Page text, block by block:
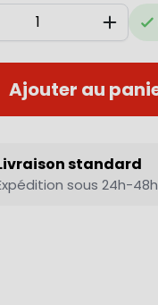
Ajouter au
standard
sous 24h-